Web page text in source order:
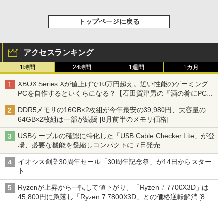
トップページに戻る
アクセスランキング
1時間 24時間 1週間 1カ月
XBOX Series Xが値上げで10万円超え。近い性能のゲーミング
PCを自作するといくらになる？【石田賀津男の『酒の肴にPCゲ
ーム』】
DDR5メモリの16GB×2枚組が今年最安の39,980円、大容量の
64GB×2枚組は一部が続騰 [8月前半のメモリ価格]
USBケーブルの確認に特化した「USB Cable Checker Lite」が登
場、必要な機能を凝縮しコンパクトに 7日発売
イオシス創業30周年セール「30周年記念祭」が14日からスター
ト
Ryzenが上昇から一転して値下がり、「Ryzen 7 7700X3D」は
45,800円に急落し「Ryzen 7 7800X3D」との価格逆転解消 [8月